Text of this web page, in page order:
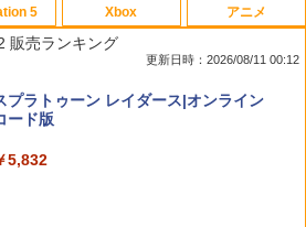
保護フィルム スイッチ2 保護フ
ルム switch2 フィルム Switch2 ガラ
スフィルム スイッチ2 フィルム ガイド
クセサリー Nintendo Switch2 ケース
透明 ブルーライト カット 99％ FIRM
中古】PS2 龍が如く2 PS2 the Be
￥220
場版「鬼滅の刃」無限城編 第一章 猗
座再来(通常版)【Blu-ray】 [ 吾峠呼世
3,960
販売ランキング
更新日時：2026/08/11 00:12
プラトゥーン レイダース|オンライン
ード版
5,832
5 Xbox アニメ